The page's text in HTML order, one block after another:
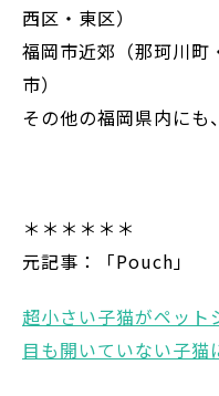
西区・東区）
福岡市近郊（那珂川町
市）
その他の福岡県内にも
＊＊＊＊＊＊
元記事：「Pouch」
超小さい子猫がペット
目も開いていない子猫